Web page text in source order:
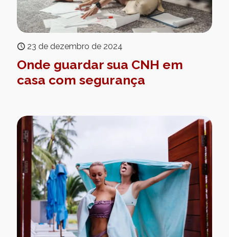
23 de dezembro de 2024
Onde guardar sua CNH em
casa com segurança